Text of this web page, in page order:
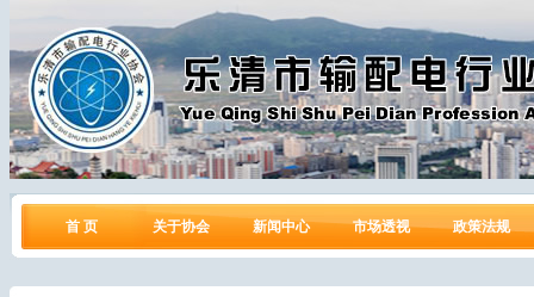
首 页 关于协会 新闻中心 市场透视 政策法规